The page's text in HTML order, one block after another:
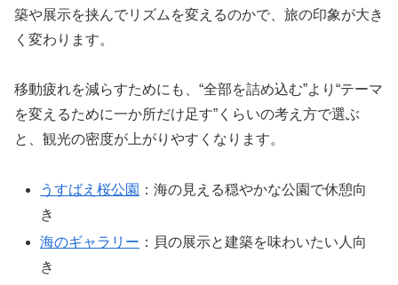
築や展示を挟んでリズムを変えるのかで、旅の印象が大き
く変わります。
移動疲れを減らすためにも、“全部を詰め込む”より“テーマ
を変えるために一か所だけ足す”くらいの考え方で選ぶ
と、観光の密度が上がりやすくなります。
うすばえ桜公園 ：海の見える穏やかな公園で休憩向
き
海のギャラリー ：貝の展示と建築を味わいたい人向
き